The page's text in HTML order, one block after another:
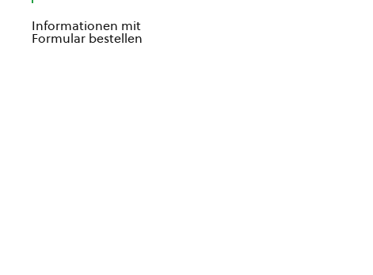
Informationen mit
Formular bestellen